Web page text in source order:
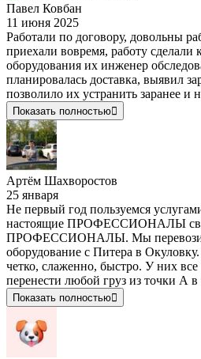
Павел Ковбан
11 июня 2025
Работали по договору, довольны
приехали вовремя, работу сделали
оборудования их инженер
планировалась доставка, выявил
позволило их устранить заранее и
Показать полностью
Артём Шахворостов
25 января
Не первый год пользуемся
настоящие ПРОФЕССИОНАЛЫ
ПРОФЕССИОНАЛЫ. Мы
оборудование с Питера в
четко, слаженно, быстро. У них
перенести любой груз из точки А в
Показать полностью